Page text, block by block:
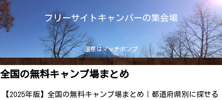
フリーサイトキャンパーの集会場
温泉はマッチポンプ
全国の無料キャンプ場まとめ
【2025年版】全国の無料キャンプ場まとめ｜都道府県別に探せる